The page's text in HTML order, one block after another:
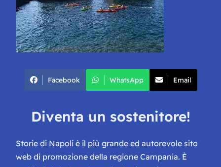
Facebook WhatsApp Email
Diventa un sostenitore!
Storie di Napoli è il più grande ed autorevole sito
web di promozione della regione Campania. È